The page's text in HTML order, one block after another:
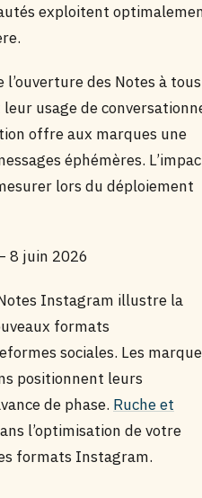
exploitent
des Notes à tous
usage de
offre aux marques une
éphémères.
lors du déploiement
8 juin 2026
Instagram illustre la
formats
sociales. Les
positionnent leurs
de phase. Ruche et
l’optimisation de votre
formats Instagram.